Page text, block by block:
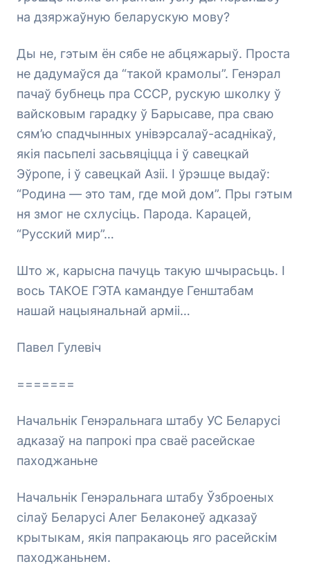
на дзяржаўную беларускую мову?
Ды не, гэтым ён сябе не абцяжарыў. Проста
не дадумаўся да “такой крамолы”. Генэрал
пачаў бубнець пра СССР, рускую школку ў
вайсковым гарадку ў Барысаве, пра сваю
сям’ю спадчынных унівэрсалаў-асаднікаў,
якія пасьпелі засьвяціцца і ў савецкай
Эўропе, і ў савецкай Азіі. І ўрэшце выдаў:
“Родина — это там, где мой дом”. Пры гэтым
ня змог не схлусіць. Парода. Карацей,
“Русский мир”…
Што ж, карысна пачуць такую шчырасьць. І
вось ТАКОЕ ГЭТА камандуе Генштабам
нашай нацыянальнай арміі…
Павел Гулевіч
=======
Начальнік Генэральнага штабу УС Беларусі
адказаў на папрокі пра сваё расейскае
паходжаньне
Начальнік Генэральнага штабу Ўзброеных
сілаў Беларусі Алег Белаконеў адказаў
крытыкам, якія папракаюць яго расейскім
паходжаньнем.